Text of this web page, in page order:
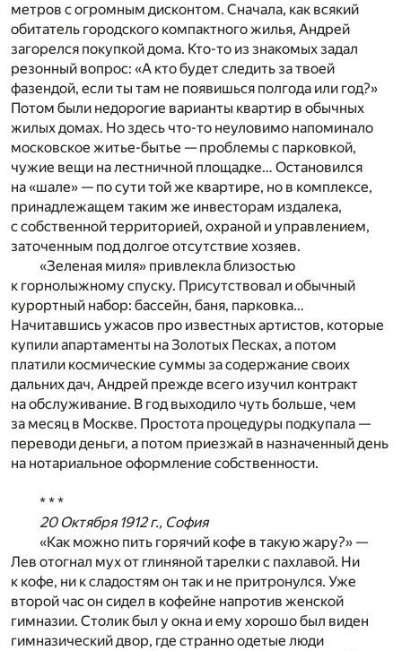
метров с огромным дисконтом. Сначала, как всякий
обитатель городского компактного жилья, Андрей
загорелся покупкой дома. Кто-то из знакомых задал
резонный вопрос: «А кто будет следить за твоей
фазендой, если ты там не появишься полгода или год?»
Потом были недорогие варианты квартир в обычных
жилых домах. Но здесь что-то неуловимо напоминало
московское житье-бытье — проблемы с парковкой,
чужие вещи на лестничной площадке… Остановился
на «шале» — по сути той же квартире, но в комплексе,
принадлежащем таким же инвесторам издалека,
с собственной территорией, охраной и управлением,
заточенным под долгое отсутствие хозяев.
«Зеленая миля» привлекла близостью
к горнолыжному спуску. Присутствовал и обычный
курортный набор: бассейн, баня, парковка…
Начитавшись ужасов про известных артистов, которые
купили апартаменты на Золотых Песках, а потом
платили космические суммы за содержание своих
дальних дач, Андрей прежде всего изучил контракт
на обслуживание. В год выходило чуть больше, чем
за месяц в Москве. Простота процедуры подкупала —
переводи деньги, а потом приезжай в назначенный день
на нотариальное оформление собственности.
* * *
20 Октября 1912 г., София
«Как можно пить горячий кофе в такую жару?» —
Лев отогнал мух от глиняной тарелки с пахлавой. Ни
к кофе, ни к сладостям он так и не притронулся. Уже
второй час он сидел в кофейне напротив женской
гимназии. Столик был у окна и ему хорошо был виден
гимназический двор, где странно одетые люди